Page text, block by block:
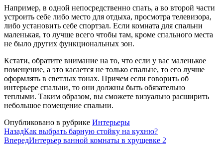
Например, в одной непосредственно спать, а во второй части
устроить себе либо место для отдыха, просмотра телевизора,
либо установить себе спортзал. Если комната для спальни
маленькая, то лучше всего чтобы там, кроме спального места
не было других функциональных зон.
Кстати, обратите внимание на то, что если у вас маленькое
помещение, а это касается не только спальне, то его лучше
оформлять в светлых тонах. Причем если говорить об
интерьере спальни, то они должны быть обязательно
теплыми. Таким образом, вы сможете визуально расширить
небольшое помещение спальни.
Опубликовано в рубрике Интерьеры
НазадКак выбрать барную стойку на кухню?
ВпередИнтерьер ванной комнаты в хрущевке 2